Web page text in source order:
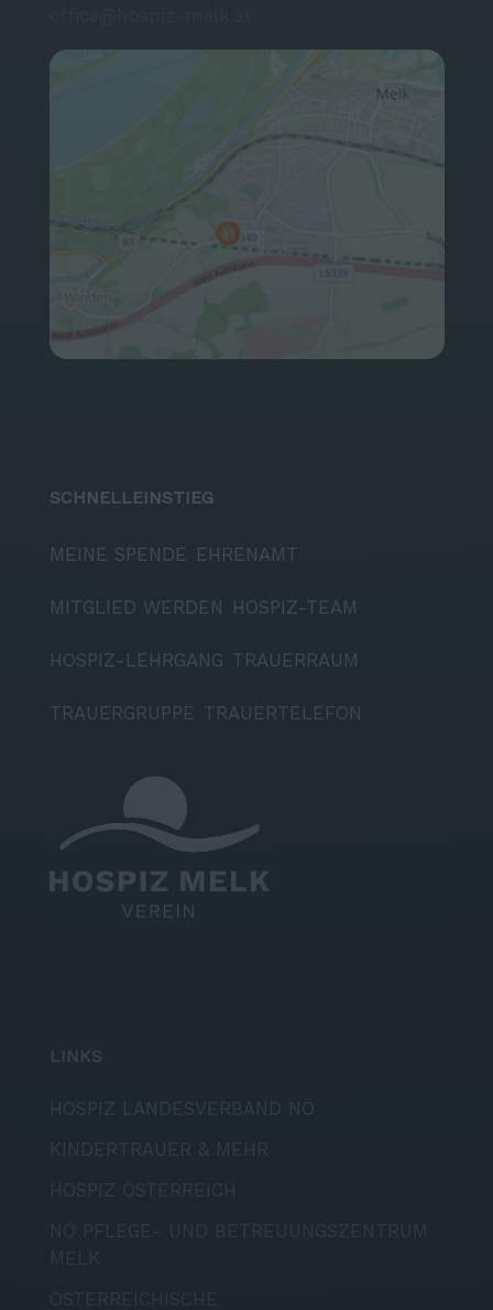
SCHNELLEINSTIEG
MEINE SPENDE EHRENAMT
MITGLIED WERDEN HOSPIZ-TEAM
HOSPIZ-LEHRGANG TRAUERRAUM
TRAUERGRUPPE TRAUERTELEFON
LINKS
HOSPIZ LANDESVERBAND NÖ